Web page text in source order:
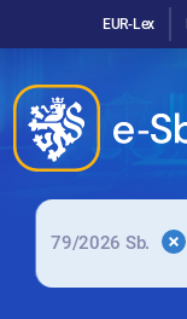
EUR-Lex
79/2026 Sb.